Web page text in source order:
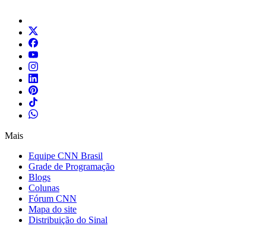
Mais
Equipe CNN Brasil
Grade de Programação
Blogs
Colunas
Fórum CNN
Mapa do site
Distribuição do Sinal